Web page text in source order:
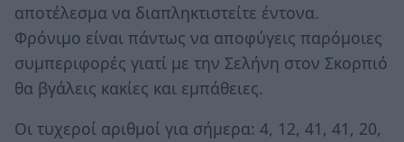
αποτέλεσμα να διαπληκτιστείτε έντονα.
Φρόνιμο είναι πάντως να αποφύγεις παρόμοιες
συμπεριφορές γιατί με την Σελήνη στον Σκορπιό
θα βγάλεις κακίες και εμπάθειες.
Οι τυχεροί αριθμοί για σήμερα: 4, 12, 41, 41, 20,